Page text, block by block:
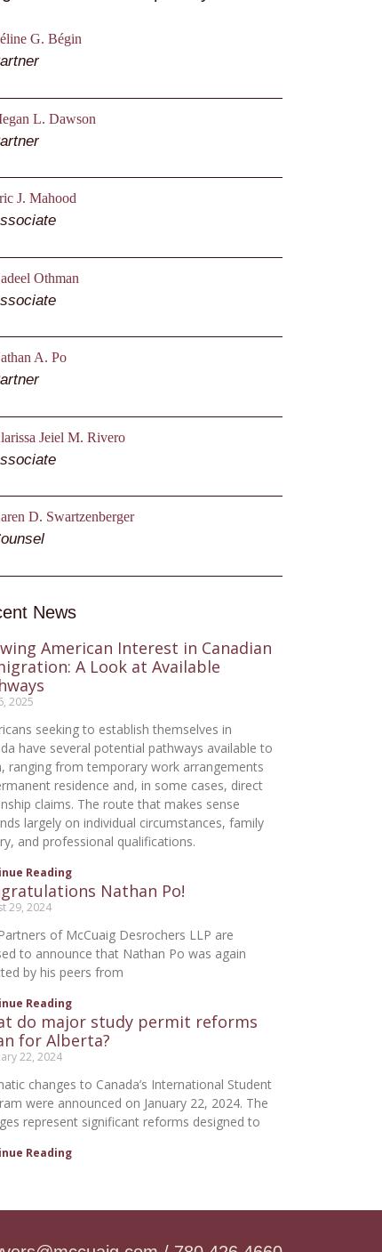
G. Bégin
L. Dawson
J. Mahood
Othman
A. Po
Jeiel M. Rivero
D. Swartzenberger
News
American Interest in Canadian
A Look at Available
2025
seeking to establish themselves in
have several potential pathways available to
ranging from temporary work arrangements
residence and, in some cases, direct
claims. The route that makes sense
largely on individual circumstances, family
and professional qualifications.
Reading
Nathan Po!
29, 2024
of McCuaig Desrochers LLP are
to announce that Nathan Po was again
by his peers from
Reading
do major study permit reforms
for Alberta?
22, 2024
changes to Canada’s International Student
were announced on January 22, 2024. The
represent significant reforms designed to
Reading